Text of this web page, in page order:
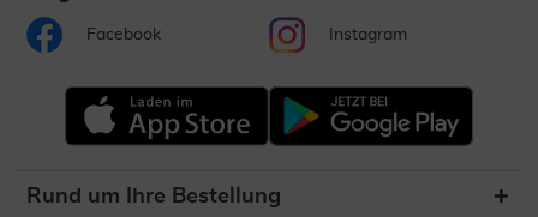
Facebook Instagram
Rund um Ihre Bestellung